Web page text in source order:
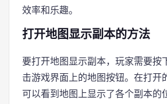
效率和乐趣。
打开地图显示副本的方法
要打开地图显示副本，玩家需要按
击游戏界面上的地图按钮。在打开
可以看到地图上显示了各个副本的